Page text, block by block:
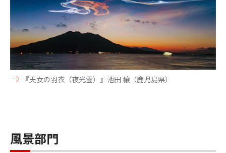
『天女の羽衣（夜光雲）』池田 穰（鹿児島県）
風景部門